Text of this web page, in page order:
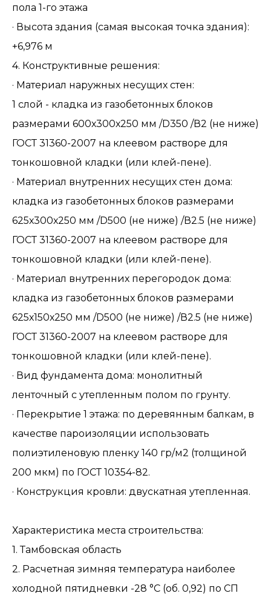
пола 1-го этажа
· Высота здания (самая высокая точка здания):
+6,976 м
4. Конструктивные решения:
· Материал наружных несущих стен:
1 слой - кладка из газобетонных блоков
размерами 600х300х250 мм /D350 /В2 (не ниже)
ГОСТ 31360-2007 на клеевом растворе для
тонкошовной кладки (или клей-пене).
· Материал внутренних несущих стен дома:
кладка из газобетонных блоков размерами
625х300х250 мм /D500 (не ниже) /В2.5 (не ниже)
ГОСТ 31360-2007 на клеевом растворе для
тонкошовной кладки (или клей-пене).
· Материал внутренних перегородок дома:
кладка из газобетонных блоков размерами
625х150х250 мм /D500 (не ниже) /В2.5 (не ниже)
ГОСТ 31360-2007 на клеевом растворе для
тонкошовной кладки (или клей-пене).
· Вид фундамента дома: монолитный
ленточный с утепленным полом по грунту.
· Перекрытие 1 этажа: по деревянным балкам, в
качестве пароизоляции использовать
полиэтиленовую пленку 140 гр/м2 (толщиной
200 мкм) по ГОСТ 10354-82.
· Конструкция кровли: двускатная утепленная.
Характеристика места строительства:
1. Тамбовская область
2. Расчетная зимняя температура наиболее
холодной пятидневки -28 °С (об. 0,92) по СП